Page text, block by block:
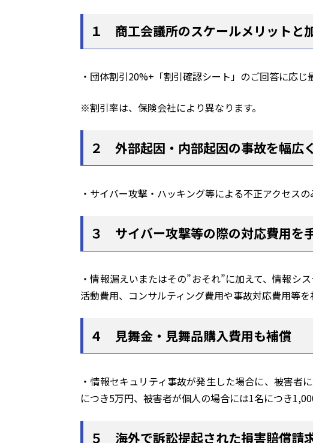
１ 商工会議所のスケールメリットと
・団体割引20%+「割引確認シート」のご回答に応じ
※割引率は、保険会社により異なります。
２ 外部起因・内部起因の事故を幅広
・サイバー攻撃・ハッキング等による不正アクセス
３ サイバー攻撃等の際の対応費用を
・情報漏えいまたはその”おそれ”に加えて、情報シ
活動費用、コンサルティング費用や事故対応費用等を
４ 見舞金・見舞品購入費用も補償
・情報セキュリティ事故が発生した場合に、被害者
につき5万円、被害者が個人の場合には1名につき
５ 海外で訴訟提起された損害賠償請